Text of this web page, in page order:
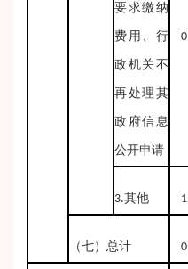
要求缴纳
费用、行
政机关不
再处理其
政府信息
公开申请
0
3.其他 1
（七）总计 0